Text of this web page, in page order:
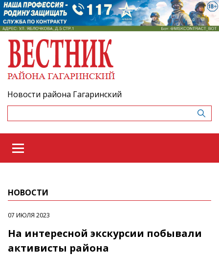
Новости района Гагаринский
НОВОСТИ
07 ИЮЛЯ 2023
На интересной экскурсии побывали
активисты района